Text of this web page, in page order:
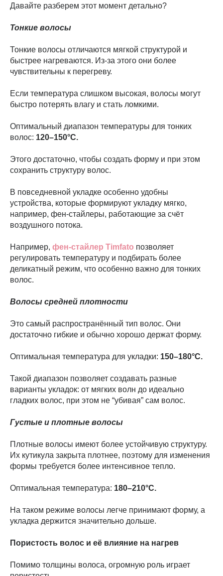
Давайте разберем этот момент детально?
Тонкие волосы
Тонкие волосы отличаются мягкой структурой и
быстрее нагреваются. Из-за этого они более
чувствительны к перегреву.
Если температура слишком высокая, волосы могут
быстро потерять влагу и стать ломкими.
Оптимальный диапазон температуры для тонких
волос: 120–150°C.
Этого достаточно, чтобы создать форму и при этом
сохранить структуру волос.
В повседневной укладке особенно удобны
устройства, которые формируют укладку мягко,
например, фен-стайлеры, работающие за счёт
воздушного потока.
Например, фен-стайлер Timfato позволяет
регулировать температуру и подбирать более
деликатный режим, что особенно важно для тонких
волос.
Волосы средней плотности
Это самый распространённый тип волос. Они
достаточно гибкие и обычно хорошо держат форму.
Оптимальная температура для укладки: 150–180°C.
Такой диапазон позволяет создавать разные
варианты укладок: от мягких волн до идеально
гладких волос, при этом не “убивая” сам волос.
Густые и плотные волосы
Плотные волосы имеют более устойчивую структуру.
Их кутикула закрыта плотнее, поэтому для изменения
формы требуется более интенсивное тепло.
Оптимальная температура: 180–210°C.
На таком режиме волосы легче принимают форму, а
укладка держится значительно дольше.
Пористость волос и её влияние на нагрев
Помимо толщины волоса, огромную роль играет